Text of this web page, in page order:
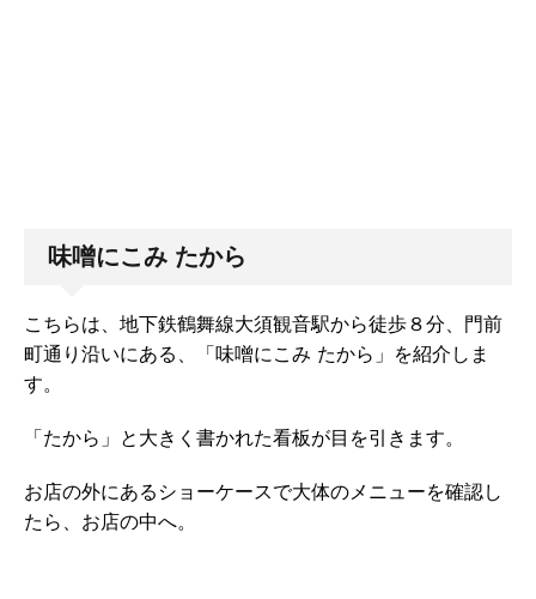
味噌にこみ たから
こちらは、地下鉄鶴舞線大須観音駅から徒歩８分、門前
町通り沿いにある、「味噌にこみ たから」を紹介しま
す。
「たから」と大きく書かれた看板が目を引きます。
お店の外にあるショーケースで大体のメニューを確認し
たら、お店の中へ。